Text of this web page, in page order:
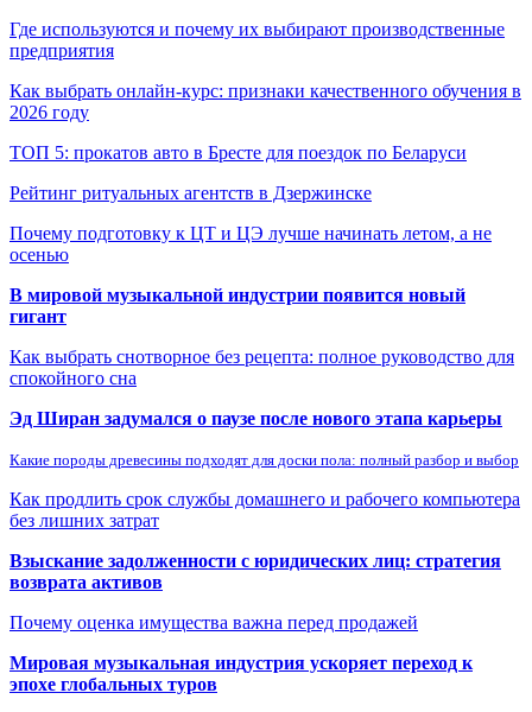
Где используются и почему их выбирают производственные
предприятия
Как выбрать онлайн-курс: признаки качественного обучения в
2026 году
ТОП 5: прокатов авто в Бресте для поездок по Беларуси
Рейтинг ритуальных агентств в Дзержинске
Почему подготовку к ЦТ и ЦЭ лучше начинать летом, а не
осенью
В мировой музыкальной индустрии появится новый
гигант
Как выбрать снотворное без рецепта: полное руководство для
спокойного сна
Эд Ширан задумался о паузе после нового этапа карьеры
Какие породы древесины подходят для доски пола: полный разбор и выбор
Как продлить срок службы домашнего и рабочего компьютера
без лишних затрат
Взыскание задолженности с юридических лиц: стратегия
возврата активов
Почему оценка имущества важна перед продажей
Мировая музыкальная индустрия ускоряет переход к
эпохе глобальных туров